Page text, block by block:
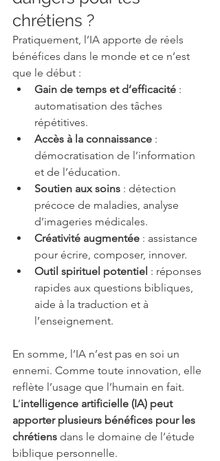
chrétiens ?
Pratiquement, l’IA apporte de réels
bénéfices dans le monde et ce n’est
que le début :
Gain de temps et d’efficacité :
automatisation des tâches
répétitives.
Accès à la connaissance :
démocratisation de l’information
et de l’éducation.
Soutien aux soins : détection
précoce de maladies, analyse
d’imageries médicales.
Créativité augmentée : assistance
pour écrire, composer, innover.
Outil spirituel potentiel : réponses
rapides aux questions bibliques,
aide à la traduction et à
l’enseignement.
En somme, l’IA n’est pas en soi un
ennemi. Comme toute innovation, elle
reflète l’usage que l’humain en fait.
L’intelligence artificielle (IA) peut
apporter plusieurs bénéfices pour les
chrétiens dans le domaine de l’étude
biblique personnelle.